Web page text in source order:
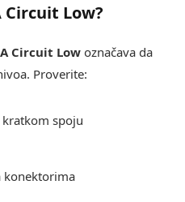
Circuit Low?
Circuit Low označava da
Proverite:
kratkom spoju
konektorima